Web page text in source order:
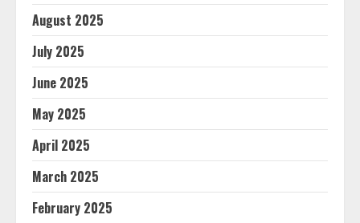
August 2025
July 2025
June 2025
May 2025
April 2025
March 2025
February 2025